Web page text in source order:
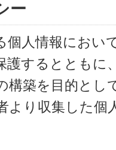
ー
個人情報におい
護するとともに
構築を目的とし
より収集した個